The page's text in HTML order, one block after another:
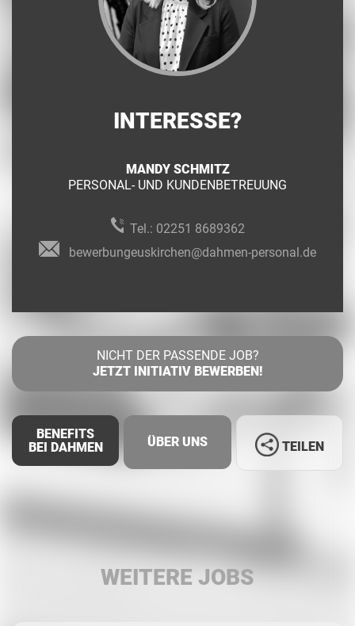
INTERESSE?
MANDY SCHMITZ
PERSONAL- UND KUNDENBETREUUNG
Tel.: 02251 8689362
bewerbungeuskirchen@dahmen-personal.de
NICHT DER PASSENDE JOB?
JETZT INITIATIV BEWERBEN!
BENEFITS
BEI DAHMEN
ÜBER UNS TEILEN
WEITERE JOBS